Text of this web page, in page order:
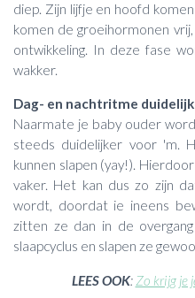
diep. Zijn lijfje en hoofd
komen de groeihormonen
ontwikkeling. In deze fase
wakker.
Dag- en nachtritme
Naarmate je baby ouder
steeds duidelijker voor 'm.
kunnen slapen (yay!).
vaker. Het kan dus zo zijn
wordt, doordat ie ineens
zitten ze dan in de
slaapcyclus en slapen ze
LEES OOK: Zo krijg je